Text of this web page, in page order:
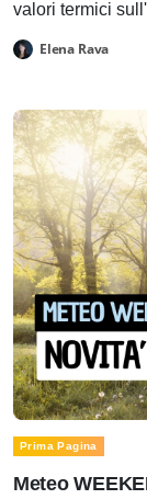
valori termici
Elena Rava
Prima Pagina
Meteo